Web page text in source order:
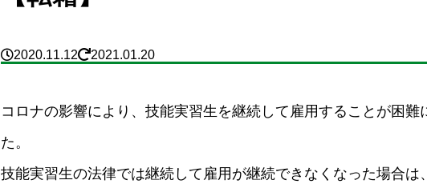
2020.11.12 2021.01.20
コロナの影響により、技能実習生を継続して雇用することが困
た。
技能実習生の法律では継続して雇用が継続できなくなった場合は、